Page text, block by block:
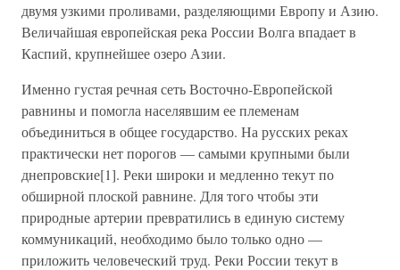
двумя узкими проливами, разделяющими Европу и Азию.
Величайшая европейская река России Волга впадает в
Каспий, крупнейшее озеро Азии.
Именно густая речная сеть Восточно-Европейской
равнины и помогла населявшим ее племенам
объединиться в общее государство. На русских реках
практически нет порогов — самыми крупными были
днепровские[1]. Реки широки и медленно текут по
обширной плоской равнине. Для того чтобы эти
природные артерии превратились в единую систему
коммуникаций, необходимо было только одно —
приложить человеческий труд. Реки России текут в